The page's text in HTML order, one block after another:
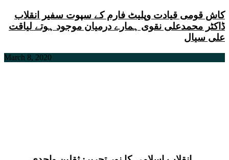
کاش قومی قیادت وپلیٹ فارم کے سپوت سفیر انقلاب
ڈاکٹر محمدعلی نقوی ہمارے درمیان موجود ہوتے لیاقت
علی سیال
March 8, 2020